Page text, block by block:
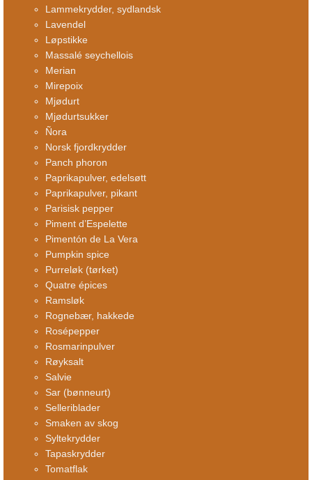
Lammekrydder, sydlandsk
Lavendel
Løpstikke
Massalé seychellois
Merian
Mirepoix
Mjødurt
Mjødurtsukker
Ñora
Norsk fjordkrydder
Panch phoron
Paprikapulver, edelsøtt
Paprikapulver, pikant
Parisisk pepper
Piment d’Espelette
Pimentón de La Vera
Pumpkin spice
Purreløk (tørket)
Quatre épices
Ramsløk
Rognebær, hakkede
Rosépepper
Rosmarinpulver
Røyksalt
Salvie
Sar (bønneurt)
Selleriblader
Smaken av skog
Syltekrydder
Tapaskrydder
Tomatflak